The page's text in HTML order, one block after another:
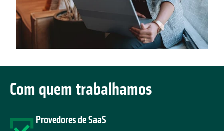
Com quem trabalhamos
Provedores de SaaS